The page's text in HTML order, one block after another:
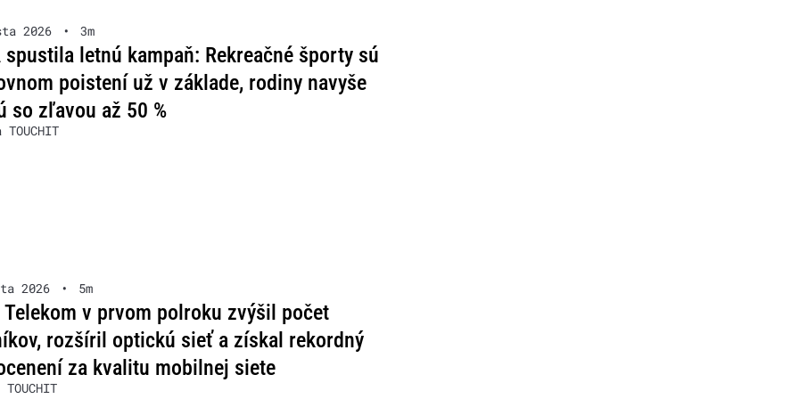
2026 • 3m
spustila letnú kampaň: Rekreačné športy sú
poistení už v základe, rodiny navyše
so zľavou až 50 %
2026 • 5m
Telekom v prvom polroku zvýšil počet
rozšíril optickú sieť a získal rekordný
za kvalitu mobilnej siete